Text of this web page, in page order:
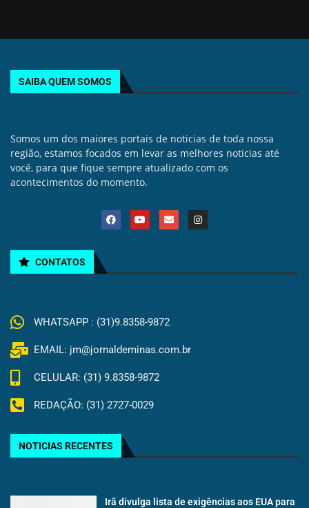
SAIBA QUEM SOMOS
Somos um dos maiores portais de noticias de toda nossa
região, estamos focados em levar as melhores noticias até
você, para que fique sempre atualizado com os
acontecimentos do momento.
CONTATOS
WHATSAPP : (31)9.8358-9872
EMAIL: jm@jornaldeminas.com.br
CELULAR: (31) 9.8358-9872
REDAÇÃO: (31) 2727-0029
NOTICIAS RECENTES
Irã divulga lista de exigências aos EUA para